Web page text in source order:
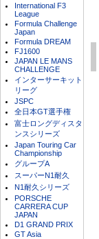
International F3
League
Formula Challenge
Japan
Formula DREAM
FJ1600
JAPAN LE MANS
CHALLENGE
インターサーキット
リーグ
JSPC
全日本GT選手権
富士ロングディスタ
ンスシリーズ
Japan Touring Car
Championship
グループA
スーパーN1耐久
N1耐久シリーズ
PORSCHE
CARRERA CUP
JAPAN
D1 GRAND PRIX
GT Asia